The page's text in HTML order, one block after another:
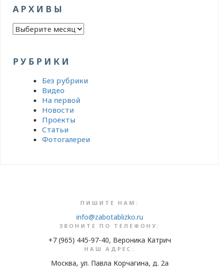
АРХИВЫ
Архивы
РУБРИКИ
Без рубрики
Видео
На первой
Новости
Проекты
Статьи
Фотогалереи
ПИШИТЕ НАМ:
info@zabotablizko.ru
ЗВОНИТЕ ПО ТЕЛЕФОНУ:
+7 (965) 445-97-40, Вероника Катрич
НАШ АДРЕС:
Москва, ул. Павла Корчагина, д. 2а